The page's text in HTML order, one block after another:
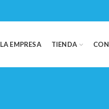
LA EMPRESA TIENDA